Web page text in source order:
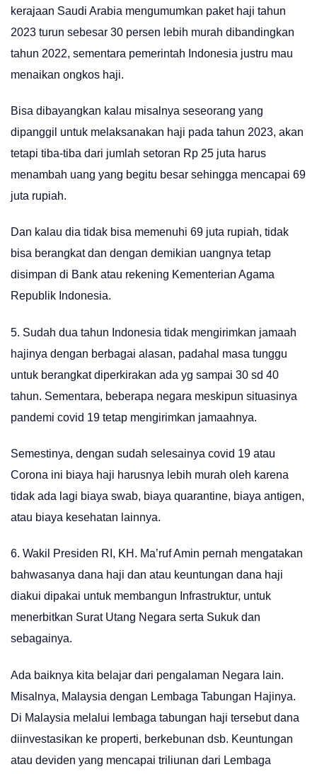
kerajaan Saudi Arabia mengumumkan paket haji tahun
2023 turun sebesar 30 persen lebih murah dibandingkan
tahun 2022, sementara pemerintah Indonesia justru mau
menaikan ongkos haji.
Bisa dibayangkan kalau misalnya seseorang yang
dipanggil untuk melaksanakan haji pada tahun 2023, akan
tetapi tiba-tiba dari jumlah setoran Rp 25 juta harus
menambah uang yang begitu besar sehingga mencapai 69
juta rupiah.
Dan kalau dia tidak bisa memenuhi 69 juta rupiah, tidak
bisa berangkat dan dengan demikian uangnya tetap
disimpan di Bank atau rekening Kementerian Agama
Republik Indonesia.
5. Sudah dua tahun Indonesia tidak mengirimkan jamaah
hajinya dengan berbagai alasan, padahal masa tunggu
untuk berangkat diperkirakan ada yg sampai 30 sd 40
tahun. Sementara, beberapa negara meskipun situasinya
pandemi covid 19 tetap mengirimkan jamaahnya.
Semestinya, dengan sudah selesainya covid 19 atau
Corona ini biaya haji harusnya lebih murah oleh karena
tidak ada lagi biaya swab, biaya quarantine, biaya antigen,
atau biaya kesehatan lainnya.
6. Wakil Presiden RI, KH. Ma’ruf Amin pernah mengatakan
bahwasanya dana haji dan atau keuntungan dana haji
diakui dipakai untuk membangun Infrastruktur, untuk
menerbitkan Surat Utang Negara serta Sukuk dan
sebagainya.
Ada baiknya kita belajar dari pengalaman Negara lain.
Misalnya, Malaysia dengan Lembaga Tabungan Hajinya.
Di Malaysia melalui lembaga tabungan haji tersebut dana
diinvestasikan ke properti, berkebunan dsb. Keuntungan
atau deviden yang mencapai triliunan dari Lembaga